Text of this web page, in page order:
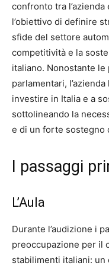
confronto tra
l’obiettivo di definire
sfide del settore
competitività e la
italiano. Nonostante
parlamentari,
investire in Italia e a
sottolineando la
e di un forte sostegno
I passaggi
L’Aula
Durante l’audizione i
preoccupazione per il
stabilimenti italiani: